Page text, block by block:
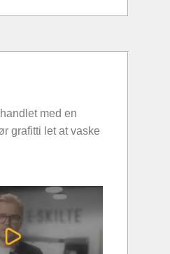
med en
grafitti let at vaske